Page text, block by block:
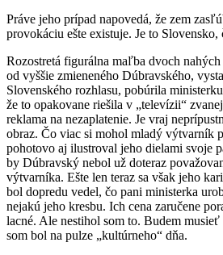
Práve jeho prípad napovedá, že zem
provokáciu ešte existuje. Je to Slovensko,
Rozostretá figurálna maľba dvoch
od vyššie zmieneného Dúbravského,
Slovenského rozhlasu, pobúrila
že to opakovane riešila v „televízii“
reklama na nezaplatenie. Je vraj
obraz. Čo viac si mohol mladý výtvarník
pohotovo aj ilustroval jeho dielami svoje
by Dúbravský nebol už doteraz
výtvarníka. Ešte len teraz sa však jeho
bol dopredu vedel, čo pani ministerka
nejakú jeho kresbu. Ich cena zaručene
lacné. Ale nestihol som to. Budem
som bol na pulze „kultúrneho“ dňa.